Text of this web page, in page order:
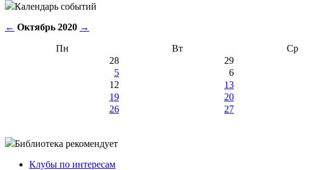
Календарь событий
← Октябрь 2020 →
Пн Вт Ср
28
29
5
6
12
13
19
20
26
27
Библиотека рекомендует
Клубы по интересам